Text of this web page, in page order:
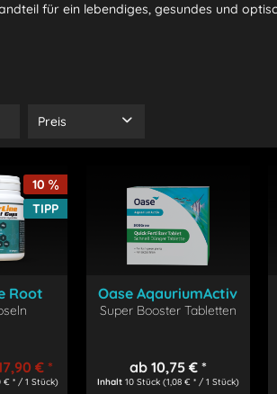
für ein lebendiges, gesundes und
Preis
von
bis
10
TIPP
Root
€ *
€ * / 1 Stück)
Oase AqauriumActiv
Super Booster Tabletten
ab 10,75 € *
Inhalt 10 Stück (1,08 € * / 1 Stück)